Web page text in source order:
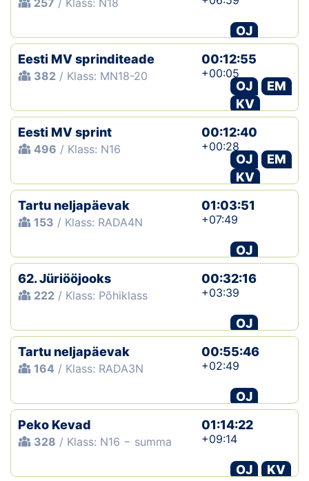
257 / Klass: N18
OJ
Eesti MV sprinditeade
382 / Klass: MN18-20
00:12:55
+00:05
OJ
EM
KV
Eesti MV sprint
496 / Klass: N16
00:12:40
+00:28
OJ
EM
KV
Tartu neljapäevak
153 / Klass: RADA4N
01:03:51
+07:49
OJ
62. Jüriööjooks
222 / Klass: Põhiklass
00:32:16
+03:39
OJ
Tartu neljapäevak
164 / Klass: RADA3N
00:55:46
+02:49
OJ
Peko Kevad
328 / Klass: N16 − summa
01:14:22
+09:14
OJ
KV